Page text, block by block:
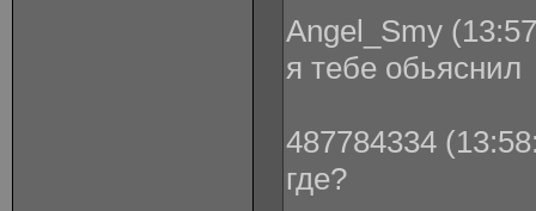
Angel_Smy
я тебе обьяснил
487784334
где?